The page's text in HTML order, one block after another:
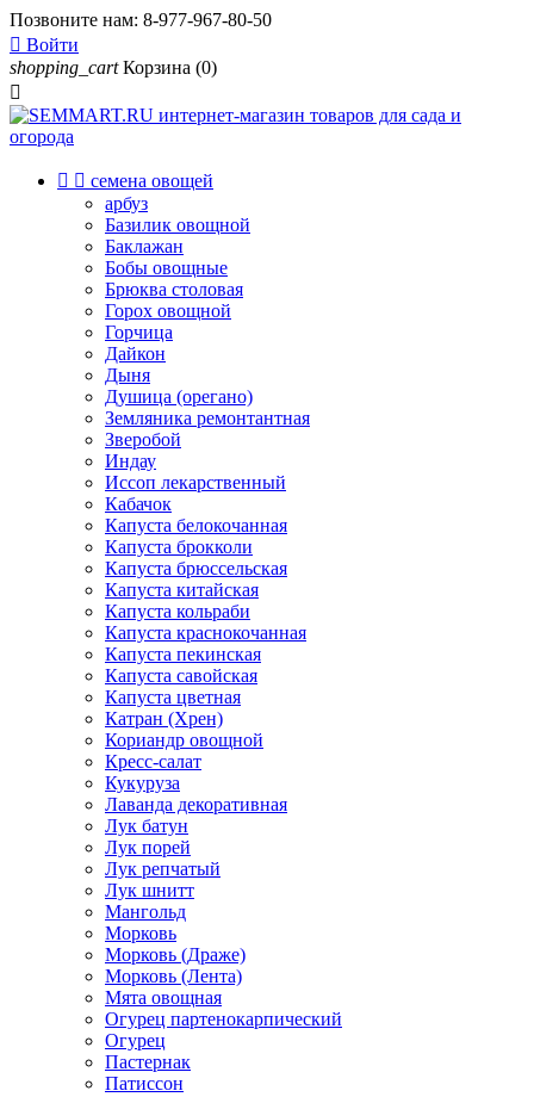
Позвоните нам: 8-977-967-80-50
 Войти
shopping_cart Корзина (0)

  семена овощей
арбуз
Базилик овощной
Баклажан
Бобы овощные
Брюква столовая
Горох овощной
Горчица
Дайкон
Дыня
Душица (орегано)
Земляника ремонтантная
Зверобой
Индау
Иссоп лекарственный
Кабачок
Капуста белокочанная
Капуста брокколи
Капуста брюссельская
Капуста китайская
Капуста кольраби
Капуста краснокочанная
Капуста пекинская
Капуста савойская
Капуста цветная
Катран (Хрен)
Кориандр овощной
Кресс-салат
Кукуруза
Лаванда декоративная
Лук батун
Лук порей
Лук репчатый
Лук шнитт
Мангольд
Морковь
Морковь (Драже)
Морковь (Лента)
Мята овощная
Огурец партенокарпический
Огурец
Пастернак
Патиссон